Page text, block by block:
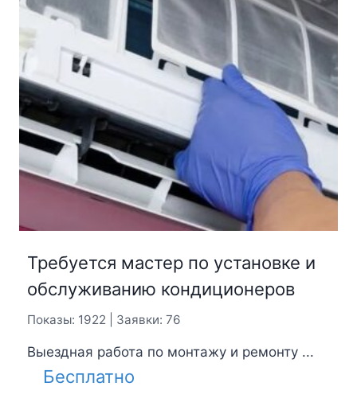
Требуется мастер по установке и
обслуживанию кондиционеров
Показы: 1922 | Заявки: 76
Выездная работа по монтажу и ремонту ...
Бесплатно